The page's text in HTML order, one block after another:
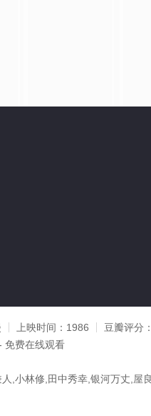
上映时间： 1986 豆瓣评分：
免费在线观看
,小林修,田中秀幸,银河万丈,屋